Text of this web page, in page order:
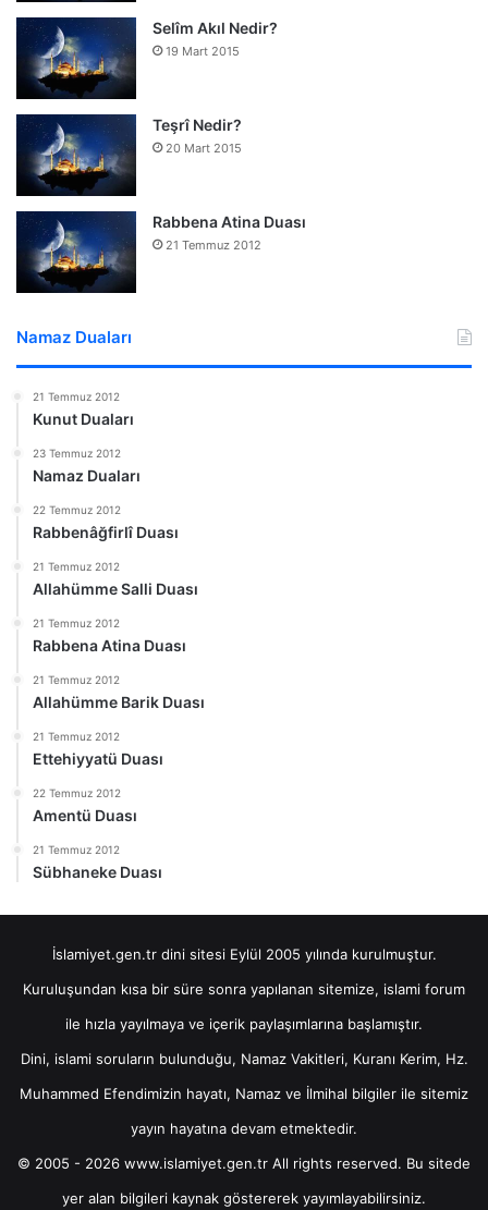
Selîm Akıl Nedir?
19 Mart 2015
Teşrî Nedir?
20 Mart 2015
Rabbena Atina Duası
21 Temmuz 2012
Namaz Duaları
21 Temmuz 2012
Kunut Duaları
23 Temmuz 2012
Namaz Duaları
22 Temmuz 2012
Rabbenâğfirlî Duası
21 Temmuz 2012
Allahümme Salli Duası
21 Temmuz 2012
Rabbena Atina Duası
21 Temmuz 2012
Allahümme Barik Duası
21 Temmuz 2012
Ettehiyyatü Duası
22 Temmuz 2012
Amentü Duası
21 Temmuz 2012
Sübhaneke Duası
İslamiyet.gen.tr dini sitesi Eylül 2005 yılında kurulmuştur.
Kuruluşundan kısa bir süre sonra yapılanan sitemize, islami forum
ile hızla yayılmaya ve içerik paylaşımlarına başlamıştır.
Dini, islami soruların bulunduğu, Namaz Vakitleri, Kuranı Kerim, Hz.
Muhammed Efendimizin hayatı, Namaz ve İlmihal bilgiler ile sitemiz
yayın hayatına devam etmektedir.
© 2005 - 2026 www.islamiyet.gen.tr All rights reserved. Bu sitede
yer alan bilgileri kaynak göstererek yayımlayabilirsiniz.